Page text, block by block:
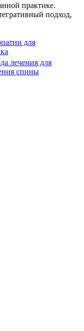
практике.
подход,
для
лечения для
спины